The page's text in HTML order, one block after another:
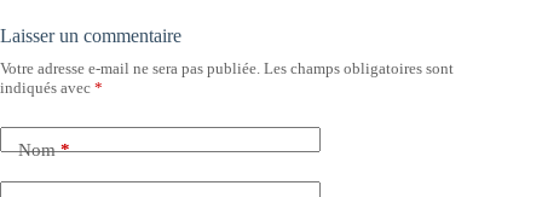
Laisser un commentaire
Votre adresse e-mail ne sera pas publiée. Les champs obligatoires sont
indiqués avec *
Nom*